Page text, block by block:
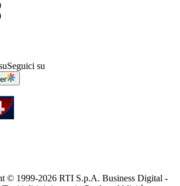
Seguici su
© 1999-2026 RTI S.p.A. Business Digital -